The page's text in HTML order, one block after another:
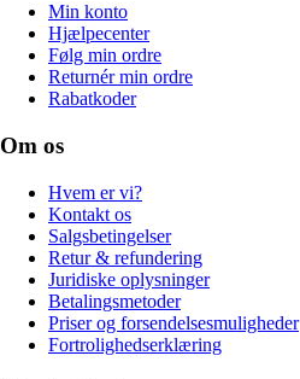
Min konto
Hjælpecenter
Følg min ordre
Returnér min ordre
Rabatkoder
Om os
Hvem er vi?
Kontakt os
Salgsbetingelser
Retur & refundering
Juridiske oplysninger
Betalingsmetoder
Priser og forsendelsesmuligheder
Fortrolighedserklæring